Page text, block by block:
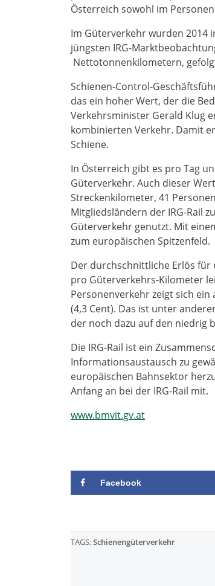
Österreich sowohl im
Im Güterverkehr wurden 2014
jüngsten IRG-
Nettotonnenkilometern,
Schienen-Control-
das ein hoher Wert, der die
Verkehrsminister Gerald Klug
kombinierten Verkehr. Damit
Schiene.
In Österreich gibt es pro Tag
Güterverkehr. Auch dieser
Streckenkilometer, 41
Mitgliedsländern der IRG-Rail
Güterverkehr genutzt. Mit
zum europäischen Spitzenfeld.
Der durchschnittliche Erlös
pro Güterverkehrs-Kilometer
Personenverkehr zeigt sich
(4,3 Cent). Das ist unter
der noch dazu auf den niedrig
Die IRG-Rail ist ein
Informationsaustausch zu
europäischen Bahnsektor
Anfang an bei der IRG-Rail mit.
www.bmvit.gv.at
Facebook
TAGS:Schienengüterverkehr